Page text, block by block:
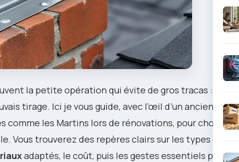
la petite opération qui évite de gros tracas :
tirage. Ici je vous guide, avec l’œil d’un ancien
comme les Martins lors de rénovations, pour choisir et
Vous trouverez des repères clairs sur les types de
adaptés, le coût, puis les gestes essentiels pour